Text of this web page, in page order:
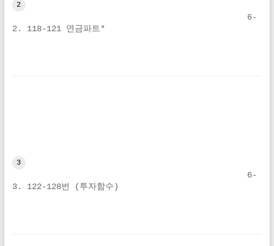
2
6-
2. 118-121 연금파트*
3
6-
3. 122-128번 (투자함수)